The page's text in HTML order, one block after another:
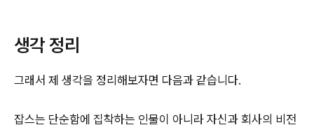
생각 정리
그래서 제 생각을 정리해보자면 다음과 같습니다.
잡스는 단순함에 집착하는 인물이 아니라 자신과 회사의 비전